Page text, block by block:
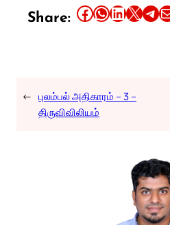
Share: Share this article on Facebook Share this article on WhatsApp Share this article on LinkedIn Share this article on X Share this article on TelegramEmail this Article
← புலம்பல் அதிகாரம் – 3 –
திருவிவிலியம்